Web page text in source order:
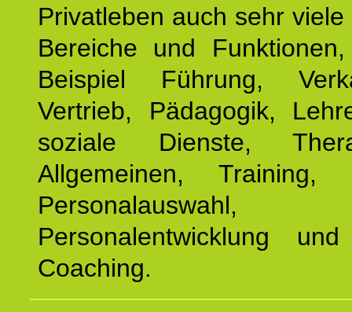
Privatleben auch sehr
Bereiche und
Beispiel Führung,
Vertrieb, Pädagogik,
soziale Dienste,
Allgemeinen, Training,
Personalauswahl,
Personalentwicklung
Coaching.